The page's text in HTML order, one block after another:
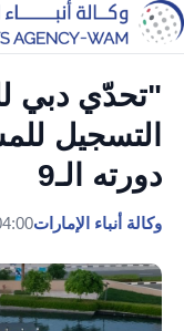
التسجيل
دورته الـ9
وكالة أنباء الإمارات